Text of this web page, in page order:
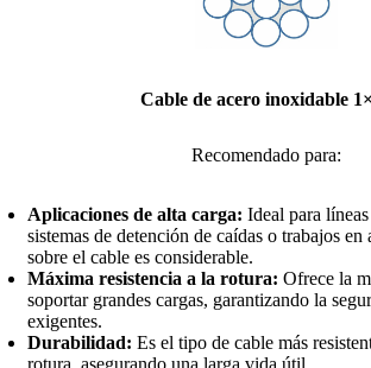
Cable de acero inoxidable
Recomendado para:
Aplicaciones de alta carga: Ideal para
sistemas de detención de caídas o trabajos en
sobre el cable es considerable.
Máxima resistencia a la rotura: Ofrece la
soportar grandes cargas, garantizando la
exigentes.
Durabilidad: Es el tipo de cable más
rotura, asegurando una larga vida útil.